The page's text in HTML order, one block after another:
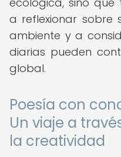
a reflexionar sobre
ambiente y a
diarias pueden
global.
Poesía con
Un viaje a
la creatividad